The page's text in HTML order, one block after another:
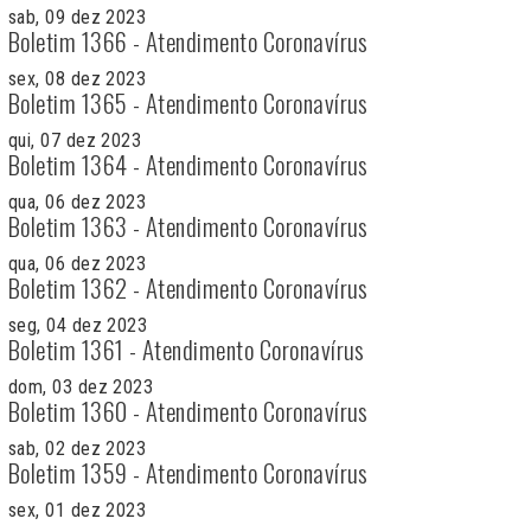
sab, 09 dez 2023
Boletim 1366 - Atendimento Coronavírus
sex, 08 dez 2023
Boletim 1365 - Atendimento Coronavírus
qui, 07 dez 2023
Boletim 1364 - Atendimento Coronavírus
qua, 06 dez 2023
Boletim 1363 - Atendimento Coronavírus
qua, 06 dez 2023
Boletim 1362 - Atendimento Coronavírus
seg, 04 dez 2023
Boletim 1361 - Atendimento Coronavírus
dom, 03 dez 2023
Boletim 1360 - Atendimento Coronavírus
sab, 02 dez 2023
Boletim 1359 - Atendimento Coronavírus
sex, 01 dez 2023